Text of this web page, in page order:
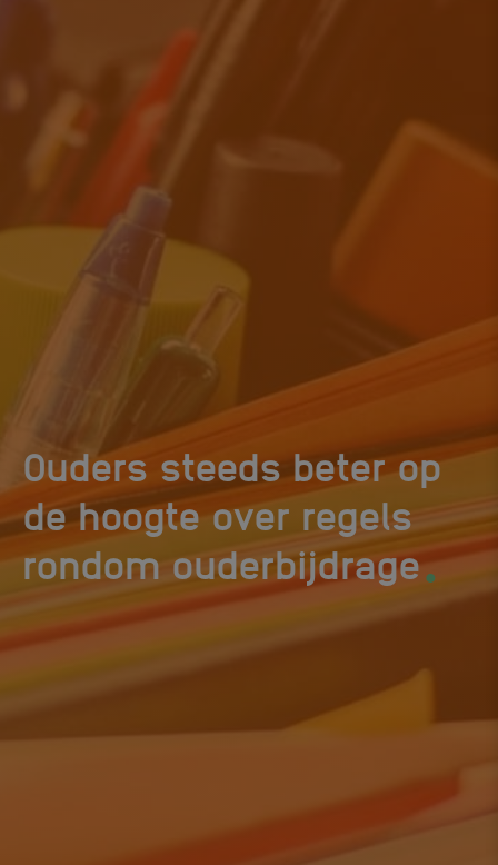
Ouders steeds beter op
de hoogte over regels
rondom ouderbijdrage.